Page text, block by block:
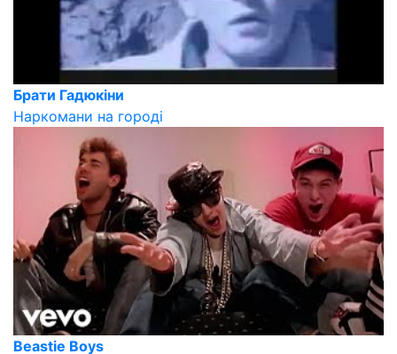
Брати Гадюкіни
Наркомани на городі
Beastie Boys